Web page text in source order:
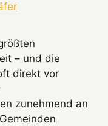
– und die
direkt vor
zunehmend an